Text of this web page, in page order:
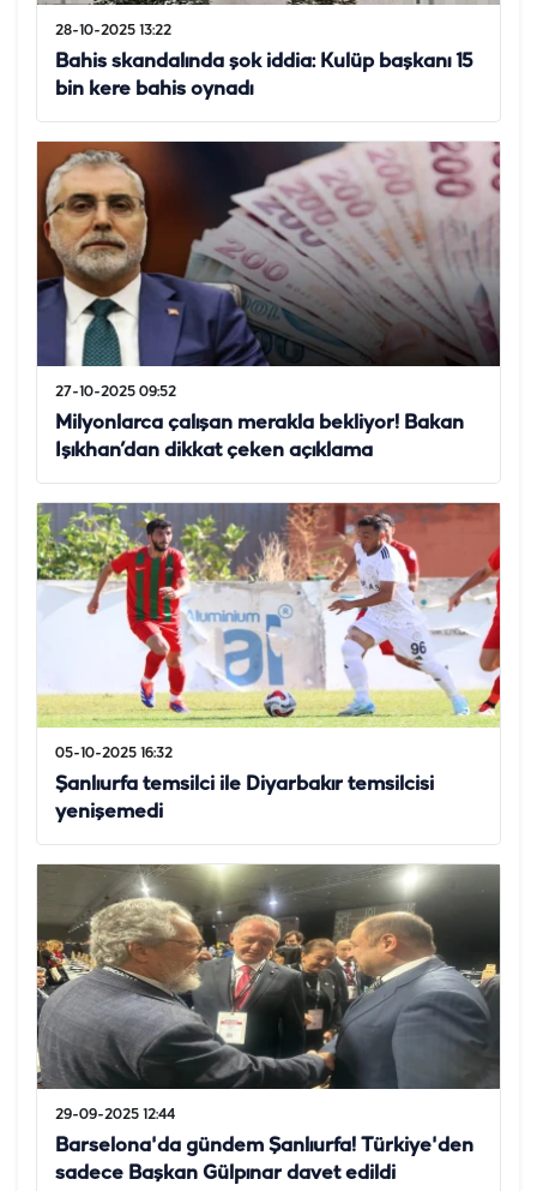
28-10-2025 13:22
Bahis skandalında şok iddia: Kulüp başkanı 15
bin kere bahis oynadı
27-10-2025 09:52
Milyonlarca çalışan merakla bekliyor! Bakan
Işıkhan’dan dikkat çeken açıklama
05-10-2025 16:32
Şanlıurfa temsilci ile Diyarbakır temsilcisi
yenişemedi
29-09-2025 12:44
Barselona'da gündem Şanlıurfa! Türkiye'den
sadece Başkan Gülpınar davet edildi